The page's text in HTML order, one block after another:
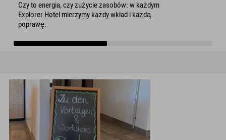
Czy to energia, czy zużycie zasobów: w każdym
Explorer Hotel mierzymy każdy wkład i każdą
poprawę.